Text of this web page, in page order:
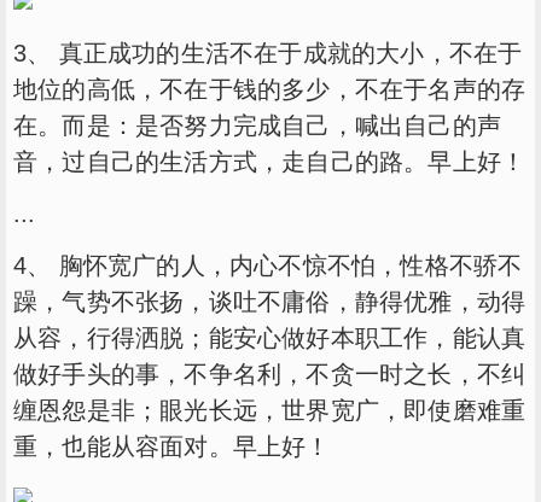
3、 真正成功的生活不在于成就的大小，不在于
地位的高低，不在于钱的多少，不在于名声的存
在。而是：是否努力完成自己，喊出自己的声
音，过自己的生活方式，走自己的路。早上好！
...
4、 胸怀宽广的人，内心不惊不怕，性格不骄不
躁，气势不张扬，谈吐不庸俗，静得优雅，动得
从容，行得洒脱；能安心做好本职工作，能认真
做好手头的事，不争名利，不贪一时之长，不纠
缠恩怨是非；眼光长远，世界宽广，即使磨难重
重，也能从容面对。早上好！